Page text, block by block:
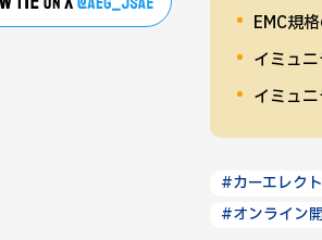
EMC規
イミュ
イミュ
#カーエレク
#オンライン